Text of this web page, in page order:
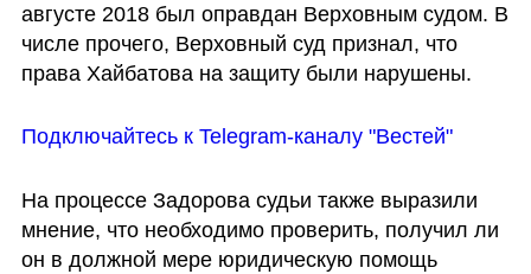
августе 2018 был оправдан Верховным судом. В
числе прочего, Верховный суд признал, что
права Хайбатова на защиту были нарушены.
Подключайтесь к Telegram-каналу "Вестей"
На процессе Задорова судьи также выразили
мнение, что необходимо проверить, получил ли
он в должной мере юридическую помощь